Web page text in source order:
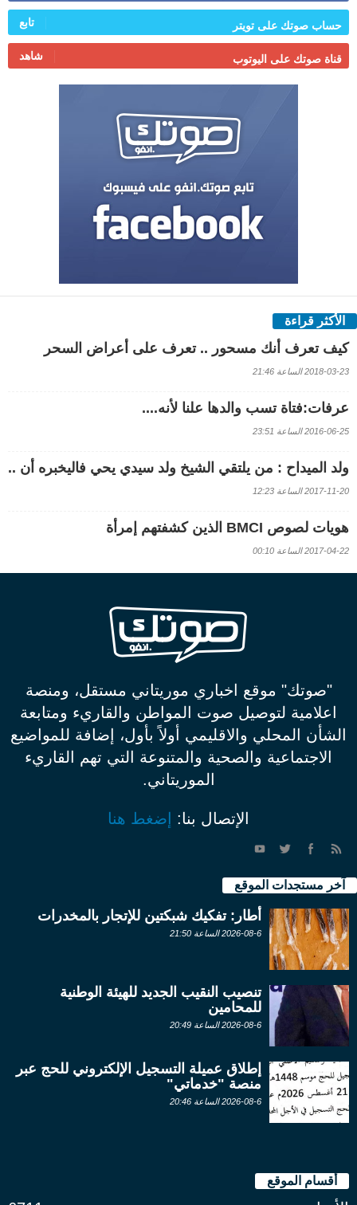
حساب صوتك على تويتر تابع
قناة صوتك على اليوتوب شاهد
الأكثر قراءة
كيف تعرف أنك مسحور .. تعرف على أعراض السحر
2018-03-23 الساعة 21:46
عرفات:فتاة تسب والدها علنا لأنه....
2016-06-25 الساعة 23:51
ولد الميداح : من يلتقي الشيخ ولد سيدي يحي فاليخبره أن ..
2017-11-20 الساعة 12:23
هويات لصوص BMCI الذين كشفتهم إمرأة
2017-04-22 الساعة 00:10
"صوتك" موقع اخباري موريتاني مستقل، ومنصة
اعلامية لتوصيل صوت المواطن والقاريء ومتابعة
الشأن المحلي والاقليمي أولاً بأول، إضافة للمواضيع
الاجتماعية والصحية والمتنوعة التي تهم القاريء
الموريتاني.
الإتصال بنا: إضغط هنا
آخر مستجدات الموقع
أطار: تفكيك شبكتين للإتجار بالمخدرات
2026-08-6 الساعة 21:50
تنصيب النقيب الجديد للهيئة الوطنية
للمحامين
2026-08-6 الساعة 20:49
إطلاق عميلة التسجيل الإلكتروني للحج عبر
منصة "خدماتي"
2026-08-6 الساعة 20:46
أقسام الموقع